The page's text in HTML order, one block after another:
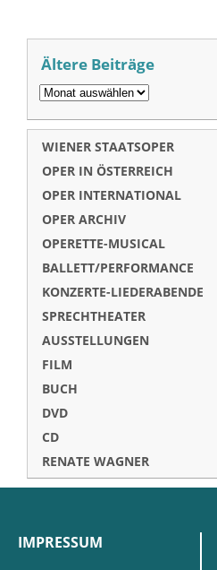
Ältere Beiträge
WIENER STAATSOPER
OPER IN ÖSTERREICH
OPER INTERNATIONAL
OPER ARCHIV
OPERETTE-MUSICAL
BALLETT/PERFORMANCE
KONZERTE-LIEDERABENDE
SPRECHTHEATER
AUSSTELLUNGEN
FILM
BUCH
DVD
CD
RENATE WAGNER
IMPRESSUM